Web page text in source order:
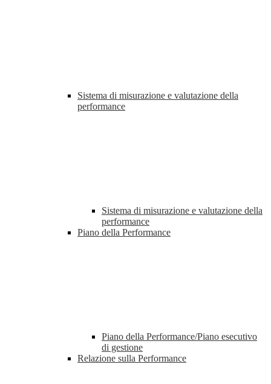
Sistema di misurazione e valutazione della
performance
Sistema di misurazione e valutazione della
performance
Piano della Performance
Piano della Performance/Piano esecutivo
di gestione
Relazione sulla Performance